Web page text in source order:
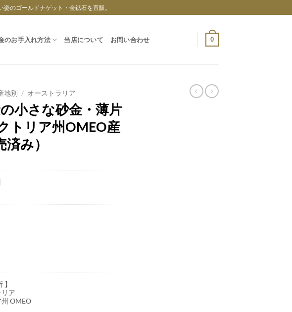
のゴールドナゲット・金鉱石を直販。
のお手入れ方法 当店について お問い合わせ 0
地別 / オーストラリア
小さな砂金・薄片
トリア州OMEO産
済み）
】
ア
OMEO